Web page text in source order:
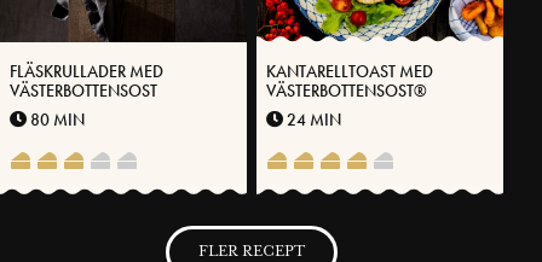
FLÄSKRULLADER MED
VÄSTERBOTTENSOST
80 MIN
KANTARELLTOAST MED
VÄSTERBOTTENSOST®
24 MIN
FLER RECEPT